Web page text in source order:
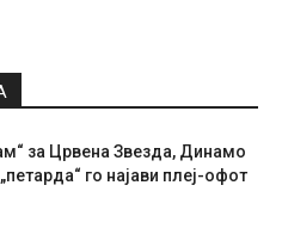
за Црвена Звезда, Динамо
го најави плеј-офот